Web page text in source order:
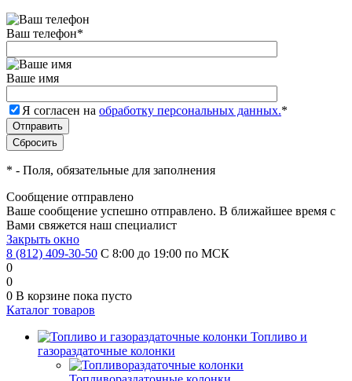
Ваш телефон*
Ваше имя
Я согласен на обработку персональных данных.*
* - Поля, обязательные для заполнения
Сообщение отправлено
Ваше сообщение успешно отправлено. В ближайшее время с
Вами свяжется наш специалист
Закрыть окно
8 (812) 409-30-50 С 8:00 до 19:00 по МСК
0
0
0 В корзине пока пусто
Каталог товаров
Топливо и
газораздаточные колонки